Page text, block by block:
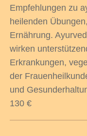
Empfehlungen zu
heilenden
Ernährung.
wirken
Erkrankungen,
der
und
130 €